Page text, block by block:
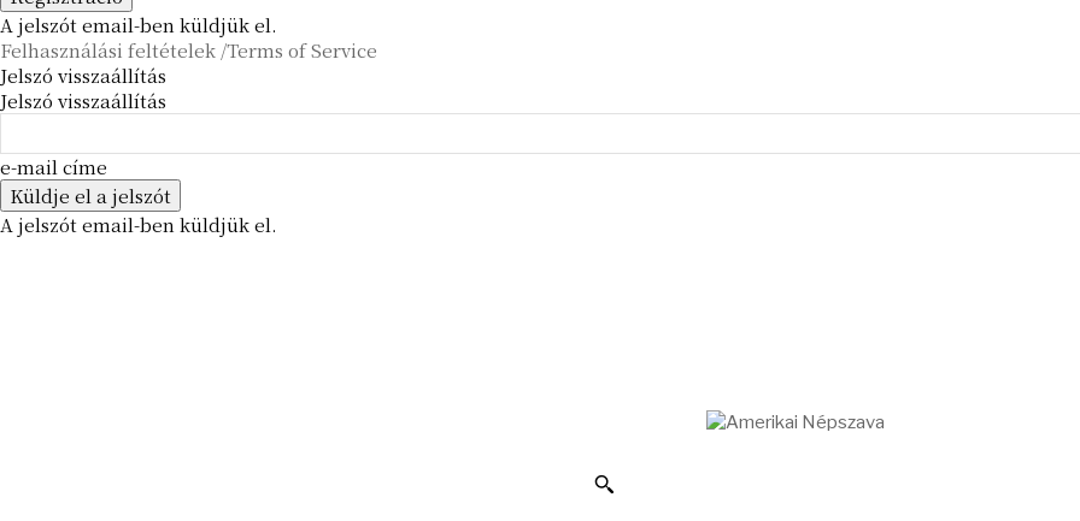
A jelszót email-ben küldjük el.
Felhasználási feltételek /Terms of Service
Jelszó visszaállítás
Jelszó visszaállítás
e-mail címe
A jelszót email-ben küldjük el.